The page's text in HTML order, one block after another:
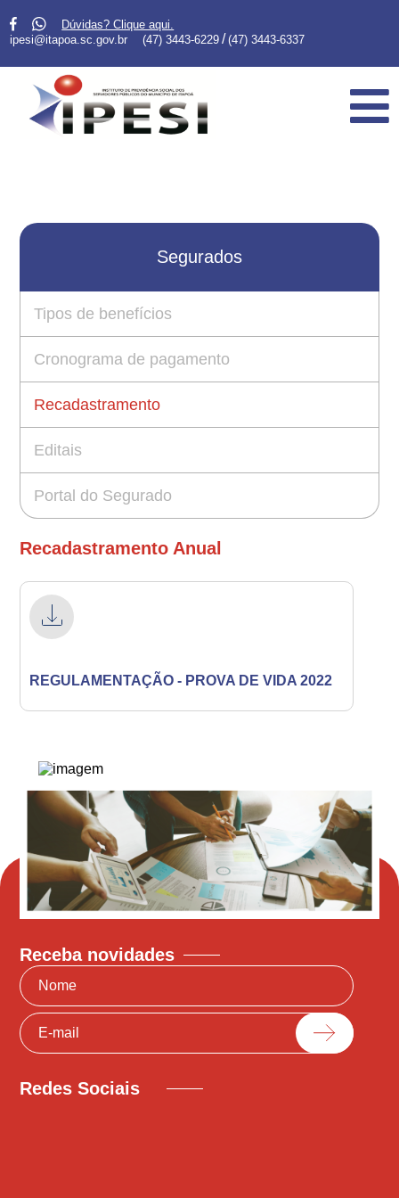
Dúvidas? Clique aqui.
ipesi@itapoa.sc.gov.br
(47) 3443-6229 / (47) 3443-6337
Segurados
Tipos de benefícios
Cronograma de pagamento
Recadastramento
Editais
Portal do Segurado
Recadastramento Anual
REGULAMENTAÇÃO - PROVA DE VIDA 2022
Receba novidades
Redes Sociais